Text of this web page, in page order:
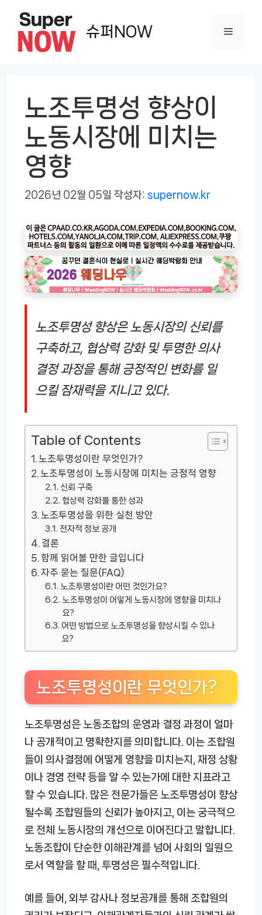
슈퍼NOW 메
노조투명성 향상이
노동시장에 미치는
영향
2026년 02월 05일 작성자: supernow.kr
노조투명성 향상은 노동시장의 신뢰를
구축하고, 협상력 강화 및 투명한 의사
결정 과정을 통해 긍정적인 변화를 일
으킬 잠재력을 지니고 있다.
Table of Contents
노조투명성이란 무엇인가?
노조투명성이 노동시장에 미치는 긍정적 영향
신뢰 구축
협상력 강화를 통한 성과
노조투명성을 위한 실천 방안
전자적 정보 공개
결론
함께 읽어볼 만한 글입니다
자주 묻는 질문(FAQ)
노조투명성이란 어떤 것인가요?
노조투명성이 어떻게 노동시장에 영향을 미치나
요?
어떤 방법으로 노조투명성을 향상시킬 수 있나
요?
노조투명성이란 무엇인가?
노조투명성은 노동조합의 운영과 결정 과정이 얼마
나 공개적이고 명확한지를 의미합니다. 이는 조합원
들이 의사결정에 어떻게 영향을 미치는지, 재정 상황
이나 경영 전략 등을 알 수 있는가에 대한 지표라고
할 수 있습니다. 많은 전문가들은 노조투명성이 향상
될수록 조합원들의 신뢰가 높아지고, 이는 궁극적으
로 전체 노동시장의 개선으로 이어진다고 말합니다.
노동조합이 단순한 이해관계를 넘어 사회의 일원으
로서 역할을 할 때, 투명성은 필수적입니다.
예를 들어, 외부 감사나 정보공개를 통해 조합원의